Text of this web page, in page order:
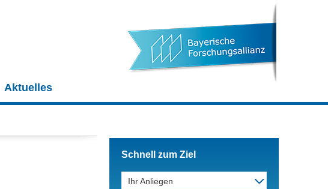
Aktuelles
Schnell zum Ziel
Ihr Anliegen